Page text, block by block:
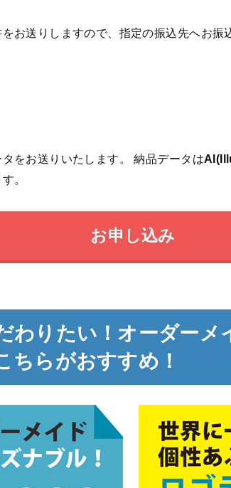
お送りしますので、指定の振込先へお振
をお送りいたします。 納品データは
。
お申し込み
わりたい！オーダーメ
ちらがおすすめ！